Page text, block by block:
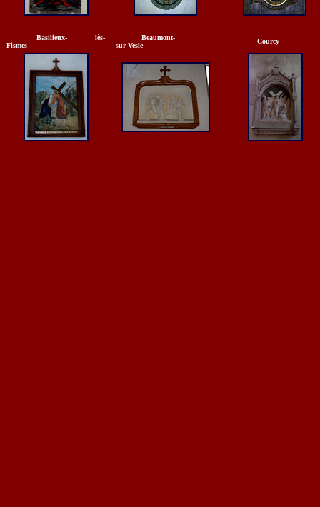
Basilieux- lès-
Fismes
Beaumont-
sur-Vesle
Courcy